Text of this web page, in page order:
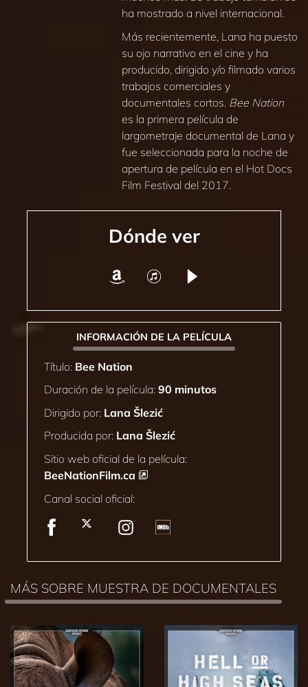
ha mostrado a nivel internacional.
Más recientemente, Lana ha puesto
su ojo narrativo en el cine y ha
producido, dirigido y/o filmado varios
trabajos comerciales y
documentales cortos. Bee Nation
es la primera película de
largometraje documental de Lana y
fue seleccionada para la noche de
apertura de película en el Hot Docs
Film Festival del 2017.
Dónde ver
INFORMACIÓN DE LA PELÍCULA
Título: Bee Nation
Duración de la película: 90 minutos
Dirigido por: Lana Šlezić
Producida por: Lana Šlezić
Sitio web oficial de la película:
BeeNationFilm.ca
Canal social oficial:
MÁS SOBRE MUESTRA DE DOCUMENTALES